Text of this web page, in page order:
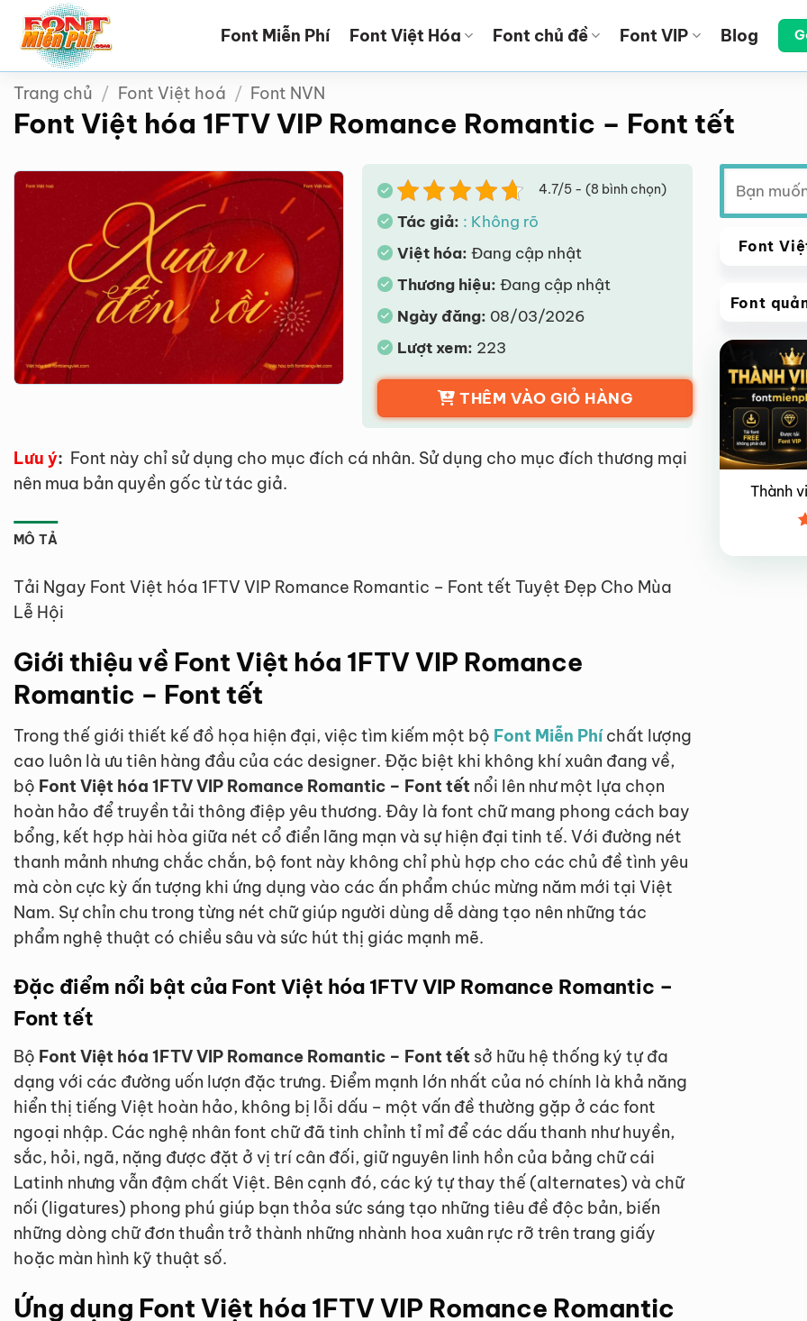
qua
dung
Font Miễn Phí Font Việt Hóa Font chủ đề Font VIP Blog
Trang chủ / Font Việt hoá / Font NVN
Font Việt hóa 1FTV VIP Romance Romantic – Font tết
4.7/5 - (8 bình chọn)
Tác giả: : Không rõ
Việt hóa: Đang cập nhật
Thương hiệu: Đang cập nhật
Ngày đăng: 08/03/2026
Lượt xem: 223
THÊM VÀO GIỎ HÀNG
Lưu ý: Font này chỉ sử dụng cho mục đích cá nhân. Sử dụng cho mục đích thương mại
nên mua bản quyền gốc từ tác giả.
MÔ TẢ
Tải Ngay Font Việt hóa 1FTV VIP Romance Romantic – Font tết Tuyệt Đẹp Cho Mùa
Lễ Hội
Giới thiệu về Font Việt hóa 1FTV VIP Romance
Romantic – Font tết
Trong thế giới thiết kế đồ họa hiện đại, việc tìm kiếm một bộ Font Miễn Phíchất lượng
cao luôn là ưu tiên hàng đầu của các designer. Đặc biệt khi không khí xuân đang về,
bộ Font Việt hóa 1FTV VIP Romance Romantic – Font tết nổi lên như một lựa chọn
hoàn hảo để truyền tải thông điệp yêu thương. Đây là font chữ mang phong cách bay
bổng, kết hợp hài hòa giữa nét cổ điển lãng mạn và sự hiện đại tinh tế. Với đường nét
thanh mảnh nhưng chắc chắn, bộ font này không chỉ phù hợp cho các chủ đề tình yêu
mà còn cực kỳ ấn tượng khi ứng dụng vào các ấn phẩm chúc mừng năm mới tại Việt
Nam. Sự chỉn chu trong từng nét chữ giúp người dùng dễ dàng tạo nên những tác
phẩm nghệ thuật có chiều sâu và sức hút thị giác mạnh mẽ.
Đặc điểm nổi bật của Font Việt hóa 1FTV VIP Romance Romantic –
Font tết
Bộ Font Việt hóa 1FTV VIP Romance Romantic – Font tết sở hữu hệ thống ký tự đa
dạng với các đường uốn lượn đặc trưng. Điểm mạnh lớn nhất của nó chính là khả năng
hiển thị tiếng Việt hoàn hảo, không bị lỗi dấu – một vấn đề thường gặp ở các font
ngoại nhập. Các nghệ nhân font chữ đã tinh chỉnh tỉ mỉ để các dấu thanh như huyền,
sắc, hỏi, ngã, nặng được đặt ở vị trí cân đối, giữ nguyên linh hồn của bảng chữ cái
Latinh nhưng vẫn đậm chất Việt. Bên cạnh đó, các ký tự thay thế (alternates) và chữ
nối (ligatures) phong phú giúp bạn thỏa sức sáng tạo những tiêu đề độc bản, biến
những dòng chữ đơn thuần trở thành những nhành hoa xuân rực rỡ trên trang giấy
hoặc màn hình kỹ thuật số.
Ứng dụng Font Việt hóa 1FTV VIP Romance Romantic
Tìm
kiếm:
Font
Font
Giảm giá!
Thành